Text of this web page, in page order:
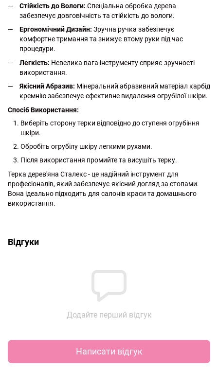
Стійкість до Вологи: Спеціальна обробка дерева
забезпечує довговічність та стійкість до вологи.
Ергономічний Дизайн: Зручна ручка забезпечує
комфортне тримання та знижує втому руки під час
процедури.
Легкість: Невелика вага інструменту сприяє зручності
використання.
Якісний Абразив: Мінеральний абразивний матеріал карбід
кремнію забезпечує ефективне видалення огрубілої шкіри.
Спосіб Використання:
Виберіть сторону терки відповідно до ступеня огрубіння
шкіри.
Обробіть огрубілу шкіру легкими рухами.
Після використання промийте та висушіть терку.
Терка дерев'яна Сталекс - це надійний інструмент для
професіоналів, який забезпечує якісний догляд за стопами.
Вона ідеально підходить для салонів краси та домашнього
використання.
Відгуки
Додайте перший відгук
Написати відгук